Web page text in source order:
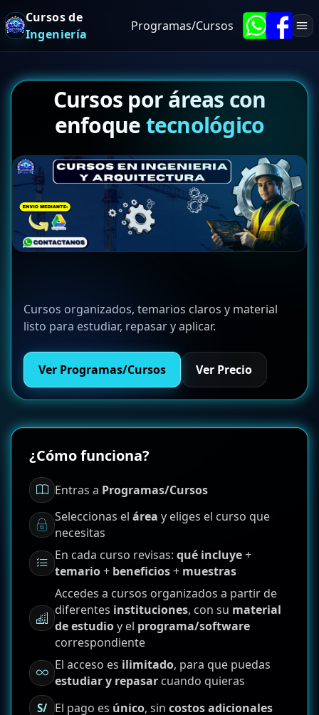
Cursos de
Ingeniería
Programas/Cursos
Cursos por áreas con
enfoquetecnológico
Cursos organizados, temarios claros y material
listo para estudiar, repasar y aplicar.
Ver Programas/Cursos Ver Precio
¿Cómo funciona?
Entras a Programas/Cursos
Seleccionas el área y eliges el curso que
necesitas
En cada curso revisas: qué incluye+
temario+ beneficios+ muestras
Accedes a cursos organizados a partir de
diferentes instituciones, con su material
de estudioy el programa/software
correspondiente
El acceso es ilimitado, para que puedas
estudiar y repasar cuando quieras
S/ El pago es único, sin costos adicionales